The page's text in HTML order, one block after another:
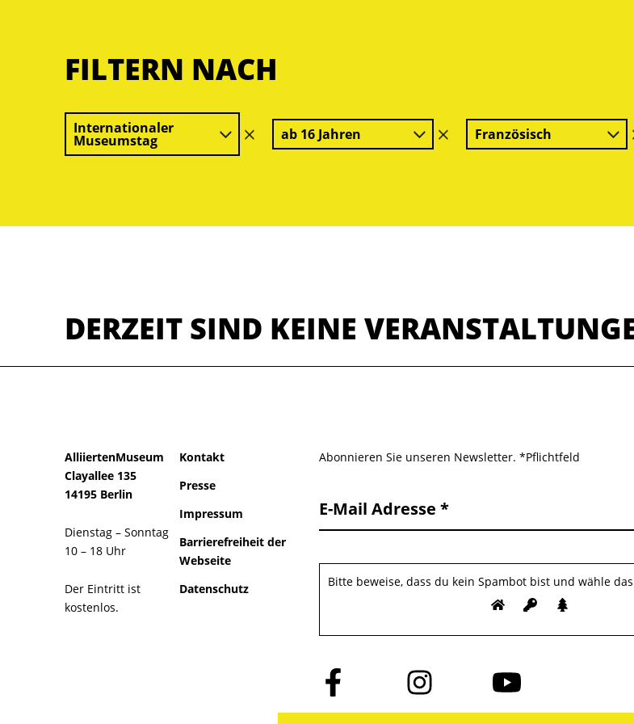
FILTERN NACH
Internationaler
Museumstag
Filter
löschen
ab 16 Jahren
Filter
löschen
Französisch
DERZEIT SIND KEINE
AlliiertenMuseum
Clayallee 135
14195 Berlin
Dienstag – Sonntag
10 – 18 Uhr
Der Eintritt ist
kostenlos.
Kontakt
Presse
Impressum
Barrierefreiheit der
Webseite
Datenschutz
Abonnieren Sie unseren Newsletter. *Pflichtfeld
E-Mail Adresse
Bitte beweise, dass du kein Spambot bist und wähle
Folge
uns
auf
Folge
uns
auf
Folge
uns
auf